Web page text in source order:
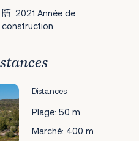
2021 Année de
construction
Distances
Plage: 50 m
Marché: 400 m